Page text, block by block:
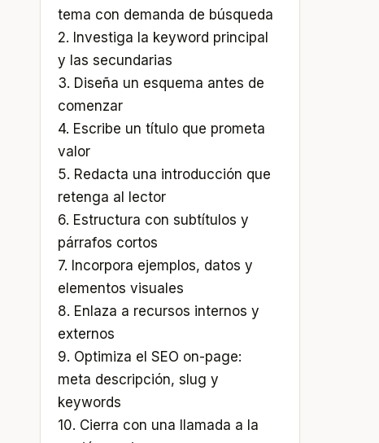
tema con demanda de búsqueda
2. Investiga la keyword principal
y las secundarias
3. Diseña un esquema antes de
comenzar
4. Escribe un título que prometa
valor
5. Redacta una introducción que
retenga al lector
6. Estructura con subtítulos y
párrafos cortos
7. Incorpora ejemplos, datos y
elementos visuales
8. Enlaza a recursos internos y
externos
9. Optimiza el SEO on-page:
meta descripción, slug y
keywords
10. Cierra con una llamada a la